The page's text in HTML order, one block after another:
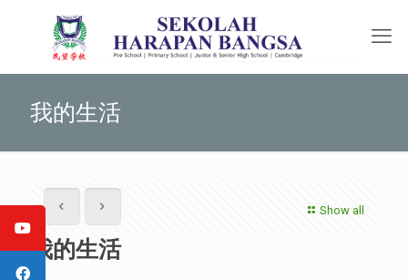
我的生活
Show all
我的生活